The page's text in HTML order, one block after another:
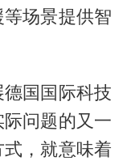
场景提供智
国国际科技
问题的又一
，就意味着